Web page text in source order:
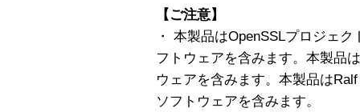
【ご注意】
・ 本製品はOpenSSLプロジェ
フトウェアを含みます。本製品
ウェアを含みます。本製品は
ソフトウェアを含みます。